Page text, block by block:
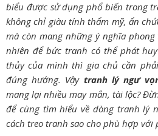
biểu được sử dụng phổ biến trong
không chỉ giàu tính thẩm mỹ, ẩn
mà còn mang những ý nghĩa
nhiên để bức tranh có thể phát
thủy của mình thì gia chủ cần
đúng hướng. Vậy tranh lý ngư
mang lại nhiều may mắn, tài lộc?
để cùng tìm hiểu về dòng tranh lý
cách treo tranh sao cho phù hợp